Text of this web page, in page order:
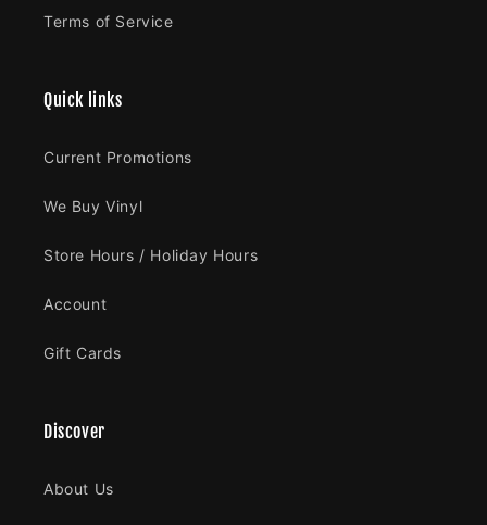
Terms of Service
Quick links
Current Promotions
We Buy Vinyl
Store Hours / Holiday Hours
Account
Gift Cards
Discover
About Us